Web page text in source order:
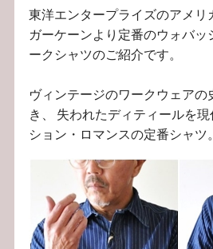
東洋エンタープライズのアメ
ガーケーンより定番のウォバ
ークシャツのご紹介です。
ヴィンテージのワークウェアの
き、 失われたディティールを
ション・ロマンスの定番シャツ。